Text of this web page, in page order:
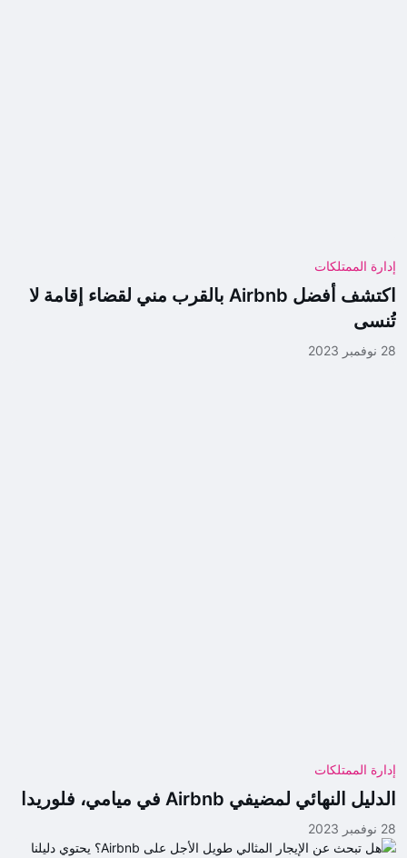
إدارة الممتلكات
اكتشف أفضل Airbnb بالقرب مني لقضاء إقامة لا
تُنسى
28 نوفمبر 2023
إدارة الممتلكات
الدليل النهائي لمضيفي Airbnb في ميامي، فلوريدا
28 نوفمبر 2023